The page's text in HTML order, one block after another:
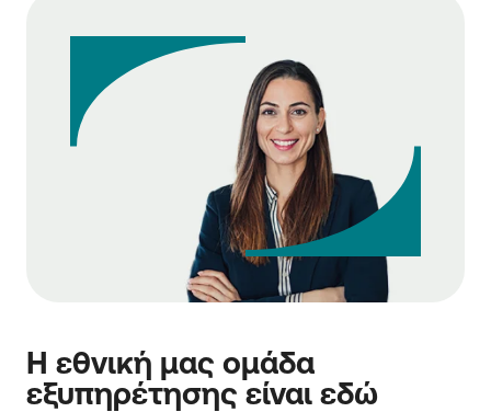
Η εθνική μας ομάδα
εξυπηρέτησης είναι εδώ